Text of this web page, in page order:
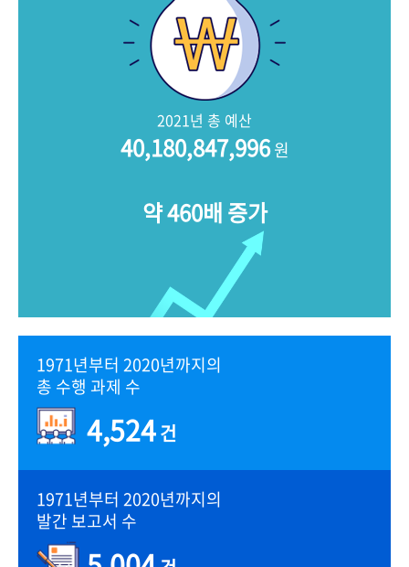
2021년 총 예산
40,180,847,996원
약 460배 증가
1971년부터 2020년까지의
총 수행 과제 수
4,524건
1971년부터 2020년까지의
발간 보고서 수